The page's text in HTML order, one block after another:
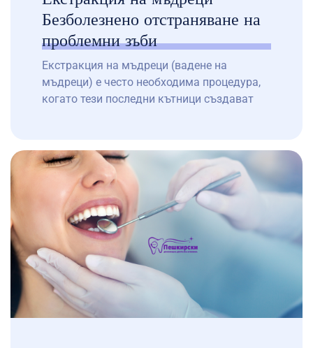
Безболезнено отстраняване на
проблемни зъби
Екстракция на мъдреци (вадене на
мъдреци) е често необходима процедура,
когато тези последни кътници създават
клиника 24/7 с екип от опитни
специалисти – предлагаме безопасно и
безболезнено отстраняване на проблемни
зъби, включително мъдреци, по всяко
време. Нашият денонощен стоматолог и
лицево-челюстен хирург са на
разположение […]